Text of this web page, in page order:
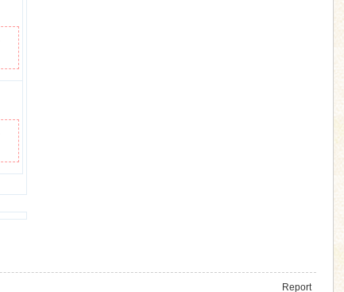
Report